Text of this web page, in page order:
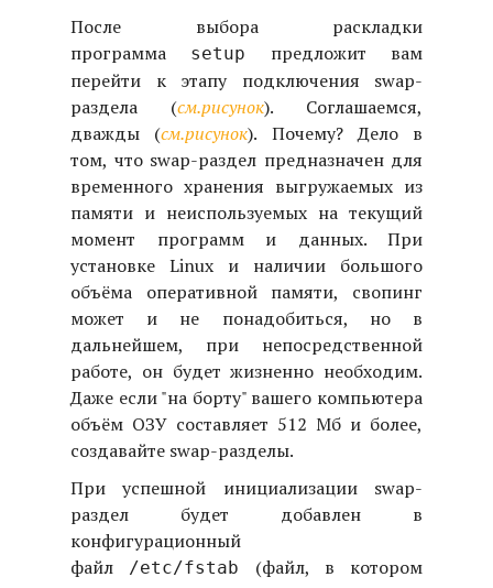
После выбора раскладки
программа
setup
предложит вам
перейти к этапу подключения swap-
раздела (см.рисунок). Соглашаемся,
дважды (см.рисунок). Почему? Дело в
том, что swap-раздел предназначен для
временного хранения выгружаемых из
памяти и неиспользуемых на текущий
момент программ и данных. При
установке Linux и наличии большого
объёма оперативной памяти, свопинг
может и не понадобиться, но в
дальнейшем, при непосредственной
работе, он будет жизненно необходим.
Даже если "на борту" вашего компьютера
объём ОЗУ составляет 512 Мб и более,
создавайте swap-разделы.
При успешной инициализации swap-
раздел будет добавлен в
конфигурационный
файл
/etc/fstab
(файл, в котором